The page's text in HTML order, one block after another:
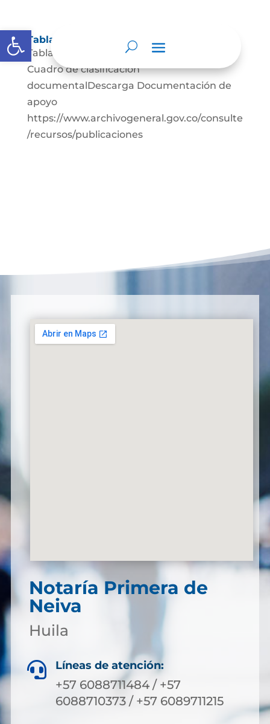
Abrir barra de herramientas
Tablas de retención documental
Tablas de retención documentalDescarga
Cuadro de clasificación
documentalDescarga Documentación de
apoyo
https://www.archivogeneral.gov.co/consulte
/recursos/publicaciones
Notaría Primera de
Neiva
Huila
 Líneas de atención:
+57 6088711484 / +57
6088710373 / +57 6089711215